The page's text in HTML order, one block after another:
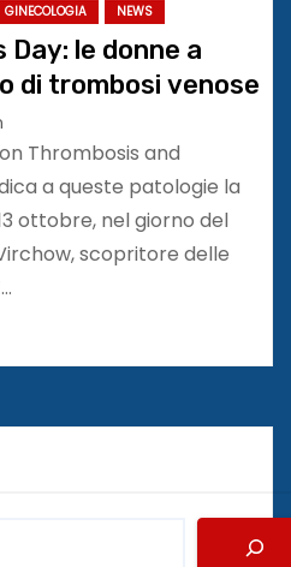
GINECOLOGIA NEWS
Day: le donne a
di trombosi venose
Thrombosis and
a queste patologie la
ottobre, nel giorno del
scopritore delle